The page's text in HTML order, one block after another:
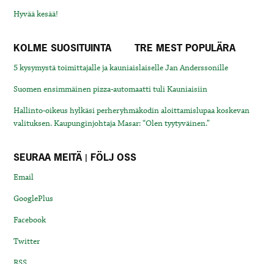
Hyvää kesää!
KOLME SUOSITUINTA TRE MEST POPULÄRA
5 kysymystä toimittajalle ja kauniaislaiselle Jan Anderssonille
Suomen ensimmäinen pizza-automaatti tuli Kauniaisiin
Hallinto-oikeus hylkäsi perheryhmäkodin aloittamislupaa koskevan
valituksen. Kaupunginjohtaja Masar: “Olen tyytyväinen.”
SEURAA MEITÄ | FÖLJ OSS
Email
GooglePlus
Facebook
Twitter